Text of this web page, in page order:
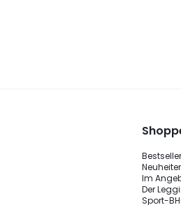
Bestseller
Im
Der
Sport-